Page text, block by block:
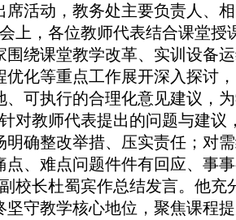
席活动，教务处主要负责人、
会上，各位教师代表结合课堂授
围绕课堂教学改革、实训设备
优化等重点工作展开深入探讨
、可执行的合理化意见建议，
针对教师代表提出的问题与建议
明确整改举措、压实责任；对
点、难点问题件件有回应、事
副校长杜蜀宾作总结发言。他充
坚守教学核心地位，聚焦课程